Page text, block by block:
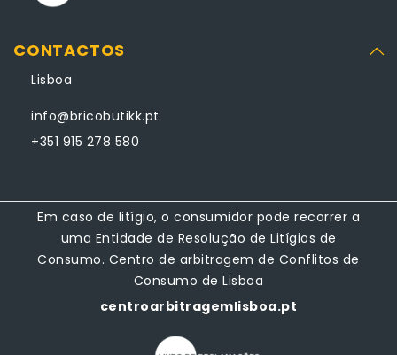
CONTACTOS
Lisboa
info@bricobutikk.pt
+351 915 278 580
Em caso de litígio, o consumidor pode recorrer a
uma Entidade de Resolução de Litígios de
Consumo. Centro de arbitragem de Conflitos de
Consumo de Lisboa
centroarbitragemlisboa.pt